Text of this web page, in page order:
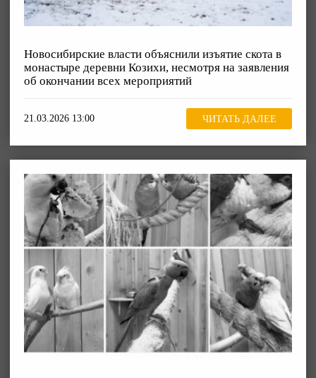
Новосибирские власти объяснили изъятие скота в
монастыре деревни Козихи, несмотря на заявления
об окончании всех мероприятий
21.03.2026 13:00 ЧИТАТЬ ДАЛЕЕ